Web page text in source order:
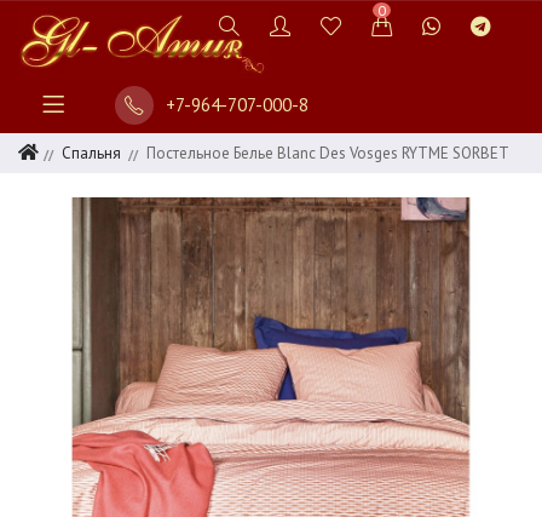
0
+7-964-707-000-8
Спальня Постельное Белье Blanc Des Vosges RYTME SORBET